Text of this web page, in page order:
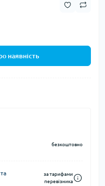
наявність
безкоштовно
за тарифами
перевізника